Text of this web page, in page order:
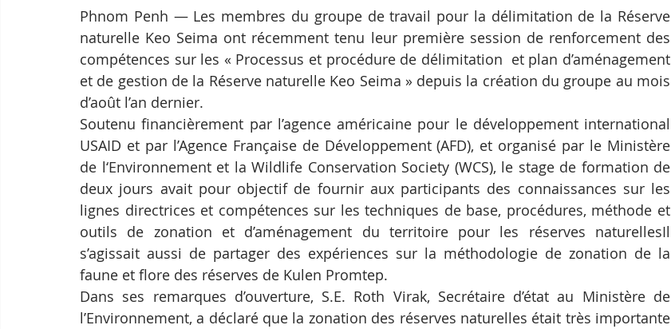
Phnom Penh — Les membres du groupe de travail pour la délimitation de la Réserve
naturelle Keo Seima ont récemment tenu leur première session de renforcement des
compétences sur les « Processus et procédure de délimitation  et plan d’aménagement
et de gestion de la Réserve naturelle Keo Seima » depuis la création du groupe au mois
d’août l’an dernier.
Soutenu financièrement par l’agence américaine pour le développement international
USAID et par l’Agence Française de Développement (AFD), et organisé par le Ministère
de l‘Environnement et la Wildlife Conservation Society (WCS), le stage de formation de
deux jours avait pour objectif de fournir aux participants des connaissances sur les
lignes directrices et compétences sur les techniques de base, procédures, méthode et
outils de zonation et d’aménagement du territoire pour les réserves naturellesIl
s’agissait aussi de partager des expériences sur la méthodologie de zonation de la
faune et flore des réserves de Kulen Promtep.
Dans ses remarques d’ouverture, S.E. Roth Virak, Secrétaire d’état au Ministère de
l’Environnement, a déclaré que la zonation des réserves naturelles était très importante